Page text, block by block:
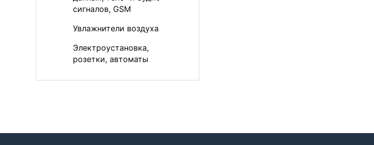
сигналов, GSM
Увлажнители воздуха
Электроустановка,
розетки, автоматы